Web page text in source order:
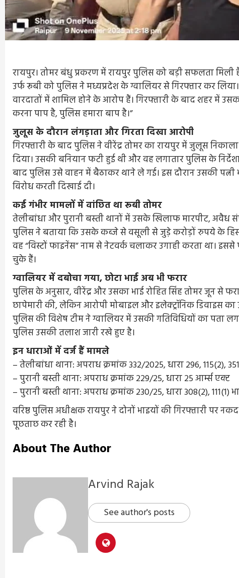
रायपुर। तोमर बंधु प्रकरण में रायपुर पुलिस को बड़ी सफलता मिली
उर्फ रूबी को पुलिस ने मध्यप्रदेश के ग्वालियर से गिरफ्तार कर
वारदातों में शामिल होने के आरोप हैं। गिरफ्तारी के बाद शहर में
करना पाप है, पुलिस हमारा बाप है।”
जुलूस के दौरान लंगड़ाता और गिरता दिखा आरोपी
गिरफ्तारी के बाद पुलिस ने वीरेंद्र तोमर का रायपुर में जुलूस
दिया। उसकी बनियान फटी हुई थी और वह लगातार पुलिस के
बाद पुलिस उसे वाहन में बैठाकर थाने ले गई। इस दौरान उसकी
विरोध करती दिखाई दी।
कई गंभीर मामलों में वांछित था रूबी तोमर
तेलीबांधा और पुरानी बस्ती थानों में उसके खिलाफ मारपीट, अवैध
पुलिस ने बताया कि उसके कब्जे से वसूली से जुड़े करोड़ों रुपये के
वह “विस्टों फाइनेंस” नाम से नेटवर्क चलाकर उगाही करता था।
चुके हैं।
ग्वालियर में दबोचा गया, छोटा भाई अब भी फरार
पुलिस के अनुसार, वीरेंद्र और उसका भाई रोहित सिंह तोमर जून से
छापेमारी की, लेकिन आरोपी मोबाइल और इलेक्ट्रॉनिक डिवाइस
पुलिस की विशेष टीम ने ग्वालियर में उसकी गतिविधियों का पता
पुलिस उसकी तलाश जारी रखे हुए है।
इन धाराओं में दर्ज हैं मामले
– तेलीबांधा थाना: अपराध क्रमांक 332/2025, धारा 296, 115(2),
– पुरानी बस्ती थाना: अपराध क्रमांक 229/25, धारा 25 आर्म्स एक्ट
– पुरानी बस्ती थाना: अपराध क्रमांक 230/25, धारा 308(2),
वरिष्ठ पुलिस अधीक्षक रायपुर ने दोनों भाइयों की गिरफ्तारी पर
पूछताछ कर रही है।
About The Author
Arvind Rajak
See author's posts